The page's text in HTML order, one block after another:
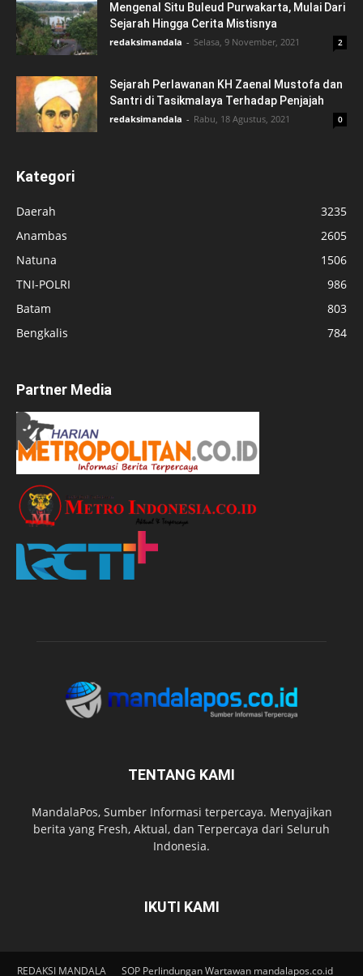
Mengenal Situ Buleud Purwakarta, Mulai Dari
Sejarah Hingga Cerita Mistisnya
redaksimandala - Selasa, 9 November, 2021 2
Sejarah Perlawanan KH Zaenal Mustofa dan
Santri di Tasikmalaya Terhadap Penjajah
redaksimandala - Rabu, 18 Agustus, 2021 0
Kategori
Daerah
3235
Anambas
2605
Natuna
1506
TNI-POLRI
986
Batam
803
Bengkalis
784
Partner Media
TENTANG KAMI
MandalaPos, Sumber Informasi terpercaya. Menyajikan
berita yang Fresh, Aktual, dan Terpercaya dari Seluruh
Indonesia.
IKUTI KAMI
REDAKSI MANDALA SOP Perlindungan Wartawan mandalapos.co.id